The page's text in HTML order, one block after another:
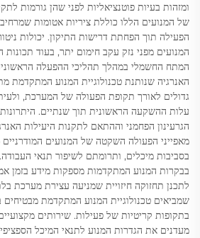
ומזהות בעיות פוטנציאליות לפני שהן גורמות
של המנועים הללו כוללת ציריות אטומות
הפעילה תוך הפחתת דרישות התיקון. יכולות
המנועים מפני נזק עקב חימום יתר, בעוד
המתח החשמלי במהלך תהליכי ההפעלה
האנרגיה שנותנת טכנולוגיית המנוע המתקדמת
גדולים לאורך תקופת הפעולה של המערכת,
עלות ההשקעה הראשונית תוך שנתיים.
הגרעינון הפחמני וההתאם לתקנות היעילות
מאפייני הפעולה השקטה של המנועים
בסביבות מיכלים, ותרומתם לשיפור תנאי
בבקרות המנוע המתקדמות מספקות מידע בזמן
לתכנן תחזוקה חיזויית שמניעה עצירת מערכת
שמביאים טכנולוגיית המנוע המתקדמת מבטיחים
בתקופות קריטיות של פעילות. שירותים
מעדנים את הגדרות המנוע לתנאי המיכל